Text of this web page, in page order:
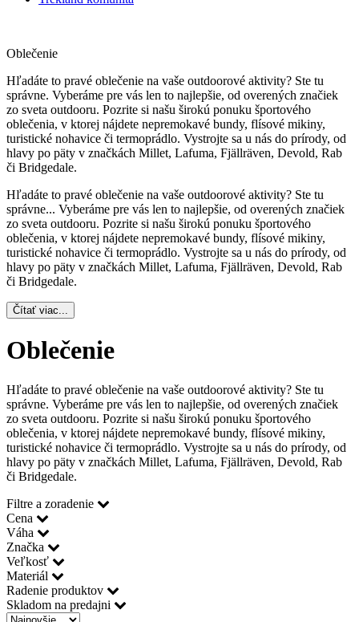
Oblečenie
Hľadáte to pravé oblečenie na vaše outdoorové aktivity? Ste tu
správne. Vyberáme pre vás len to najlepšie, od overených značiek
zo sveta outdooru. Pozrite si našu širokú ponuku športového
oblečenia, v ktorej nájdete nepremokavé bundy, flísové mikiny,
turistické nohavice či termoprádlo. Vystrojte sa u nás do prírody, od
hlavy po päty v značkách Millet, Lafuma, Fjällräven, Devold, Rab
či Bridgedale.
Hľadáte to pravé oblečenie na vaše outdoorové aktivity? Ste tu
správne... Vyberáme pre vás len to najlepšie, od overených značiek
zo sveta outdooru. Pozrite si našu širokú ponuku športového
oblečenia, v ktorej nájdete nepremokavé bundy, flísové mikiny,
turistické nohavice či termoprádlo. Vystrojte sa u nás do prírody, od
hlavy po päty v značkách Millet, Lafuma, Fjällräven, Devold, Rab
či Bridgedale.
Čítať viac...
Oblečenie
Hľadáte to pravé oblečenie na vaše outdoorové aktivity? Ste tu
správne. Vyberáme pre vás len to najlepšie, od overených značiek
zo sveta outdooru. Pozrite si našu širokú ponuku športového
oblečenia, v ktorej nájdete nepremokavé bundy, flísové mikiny,
turistické nohavice či termoprádlo. Vystrojte sa u nás do prírody, od
hlavy po päty v značkách Millet, Lafuma, Fjällräven, Devold, Rab
či Bridgedale.
Filtre a zoradenie
Cena
Váha
Značka
Veľkosť
Materiál
Radenie produktov
Skladom na predajni